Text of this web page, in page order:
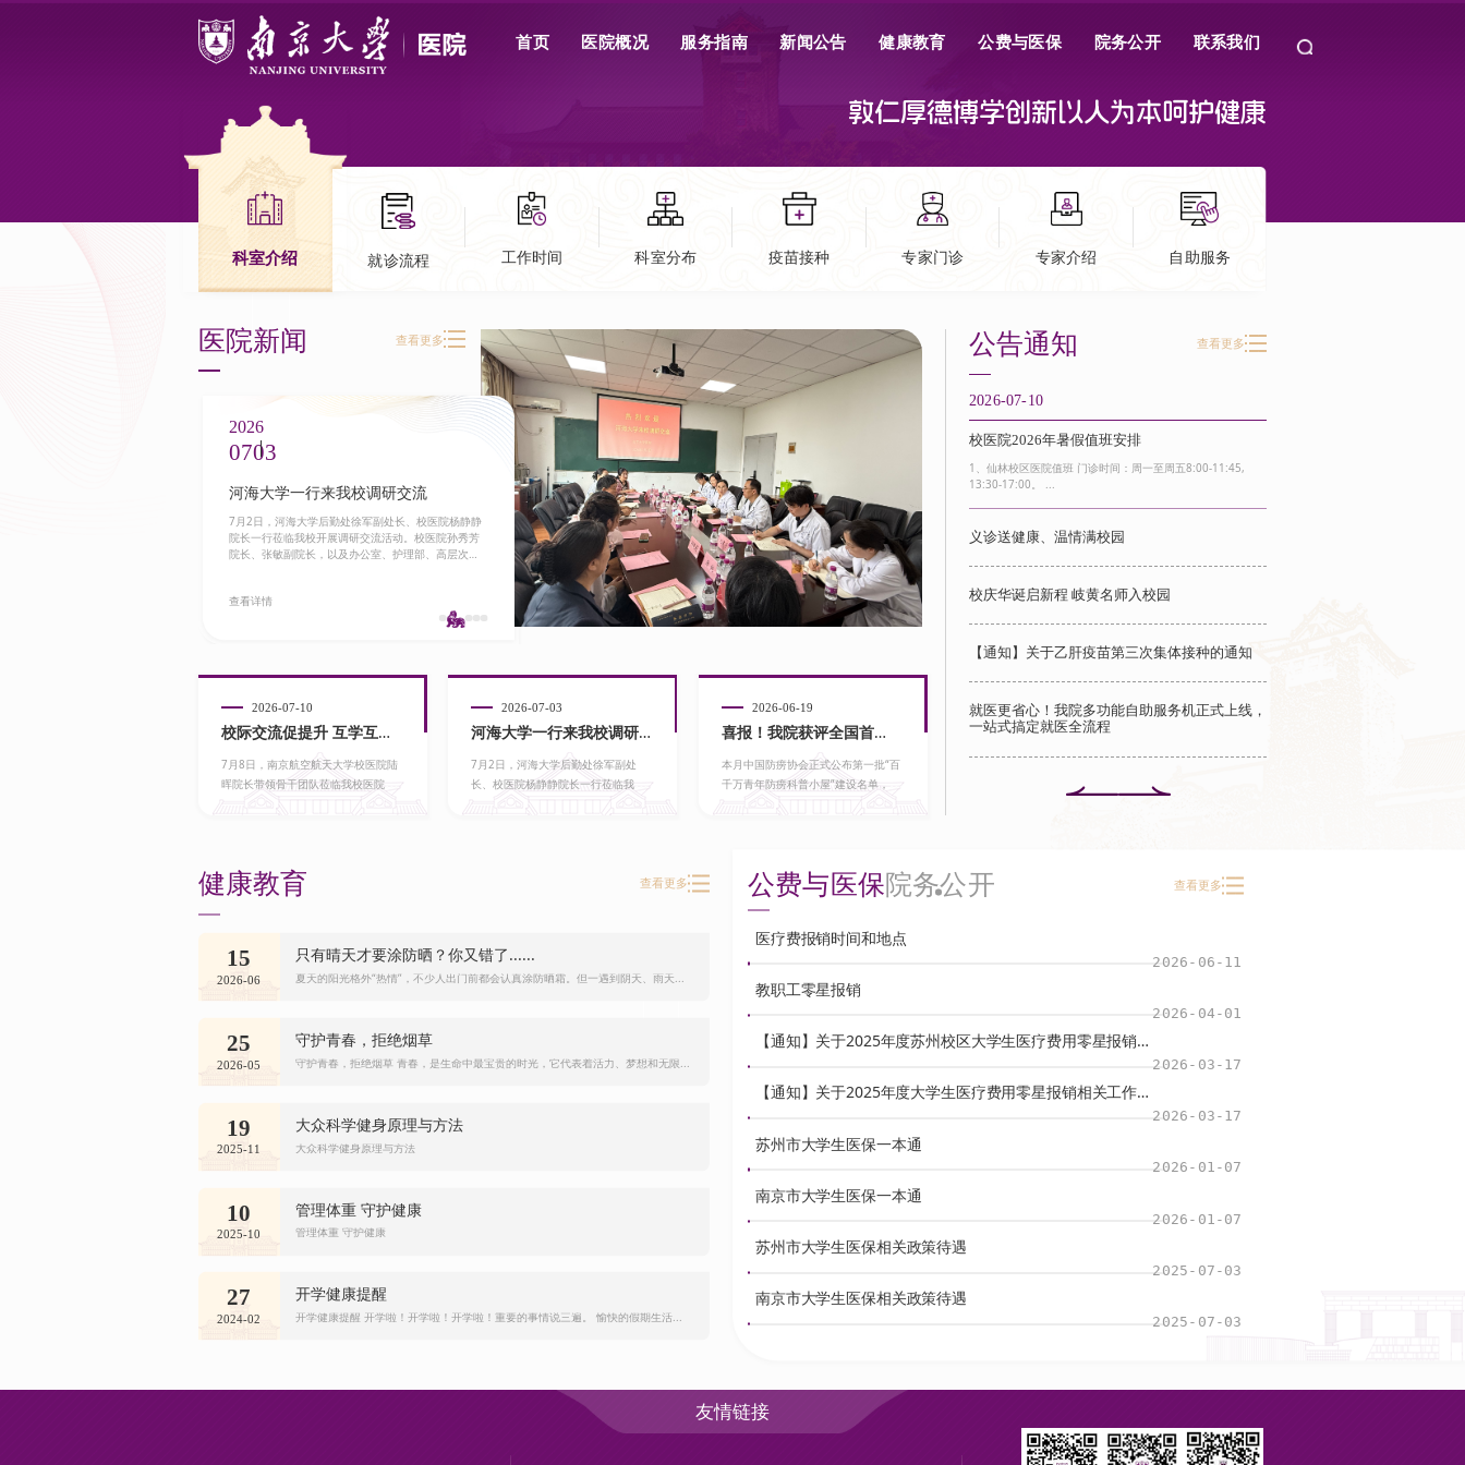
首页 医院概况 服务指南 新闻公告 健康教育 公费与医保 院务公开 联系我们
敦仁厚德博学创 新 以人为本呵护健康
科室介绍 就诊流程 工作时间 科室分布 疫苗接种 专家门诊 专家介绍 自助服务
医院新闻 查看更多
2026
0703
河海大学一行来我校调研交流
7月2日，河海大学后勤处徐军副处长、校医院杨静静
院长一行莅临我校开展调研交流活动。校医院孙秀芳
院长、张敏副院长，以及办公室、护理部、高层次
查看详情
2026
0526
党建引领践初心 健康护航暖桑榆——
医院党总支开展主题党日活动
为持续深化正确政绩观学习教育，推动党建工作与为
查看详情
2026-07-10
校际交流促提升 互学互鉴
共...
7月8日，南京航空航天大学校医院陆
晖院长带领骨干团队莅临我校医院开
2026-07-03
河海大学一行来我校调研交
流
7月2日，河海大学后勤处徐军副处
长、校医院杨静静院长一行莅临我校
2026-06-19
喜报！我院获评全国首
批“百...
本月中国防痨协会正式公布第一批“百
千万青年防痨科普小屋”建设名单，经
公告通知 查看更多
2026-07-10
校医院2026年暑假值班安排
1、仙林校区医院值班 门诊时间：周一至周五8:00-11:45,
13:30-17:00。 ...
义诊送健康、温情满校园
校庆华诞启新程 岐黄名师入校园
【通知】关于乙肝疫苗第三次集体接种的通知
就医更省心！我院多功能自助服务机正式上线，
一站式搞定就医全流程
健康教育 查看更多
15
2026-06
只有晴天才要涂防晒？你又错了......
夏天的阳光格外“热情”，不少人出门前都会认真涂防晒霜。但一遇到阴天、雨天...
25
2026-05
守护青春，拒绝烟草
守护青春，拒绝烟草 青春，是生命中最宝贵的时光，它代表着活力、梦想和无限...
19
2025-11
大众科学健身原理与方法
大众科学健身原理与方法
10
2025-10
管理体重 守护健康
管理体重 守护健康
27
2024-02
开学健康提醒
开学健康提醒 开学啦！开学啦！开学啦！重要的事情说三遍。 愉快的假期生活...
公费与医保院务公开 查看更多
医疗费报销时间和地点
2026-06-11
教职工零星报销
2026-04-01
【通知】关于2025年度苏州校区大学生医疗费用零星报销相关工作的通知
2026-03-17
【通知】关于2025年度大学生医疗费用零星报销相关工作的通知
2026-03-17
苏州市大学生医保一本通
2026-01-07
南京市大学生医保一本通
2026-01-07
苏州市大学生医保相关政策待遇
2025-07-03
南京市大学生医保相关政策待遇
2025-07-03
友情链接